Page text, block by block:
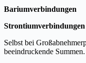
Bariumverbindungen
Strontiumverbindungen
Selbst bei
beeindruckende Summen.